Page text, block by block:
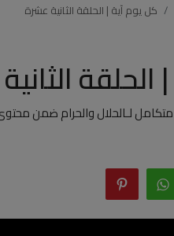
كل يوم آية | الحلقة الثانية عشرة
لـالحلال والحرام ضمن